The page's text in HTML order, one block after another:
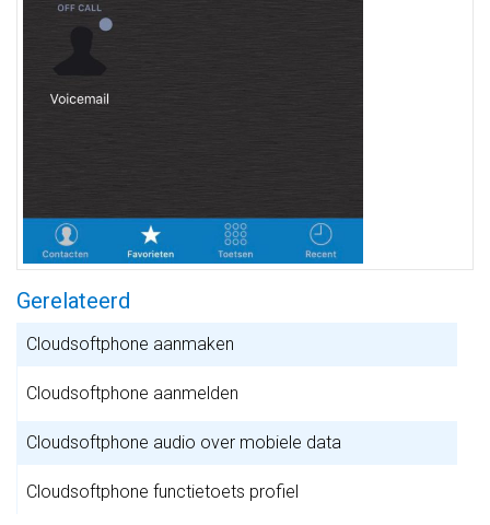
Gerelateerd
Cloudsoftphone aanmaken
Cloudsoftphone aanmelden
Cloudsoftphone audio over mobiele data
Cloudsoftphone functietoets profiel